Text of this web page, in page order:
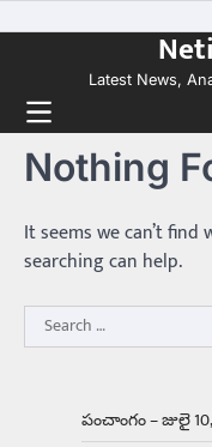
to
Latest News,
Nothing
It seems we can’t find
searching can help.
Search
for:
పంచాంగం – జులై
800.
4